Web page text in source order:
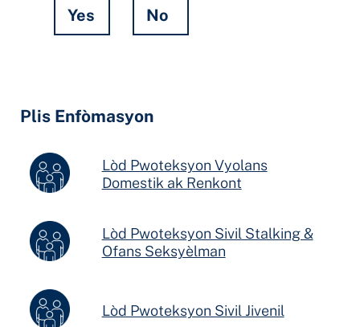
Yes No
Plis Enfòmasyon
Lòd Pwoteksyon Vyolans
Domestik ak Renkont
Lòd Pwoteksyon Sivil Stalking &
Ofans Seksyèlman
Lòd Pwoteksyon Sivil Jivenil